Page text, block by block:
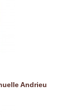
Andrieu